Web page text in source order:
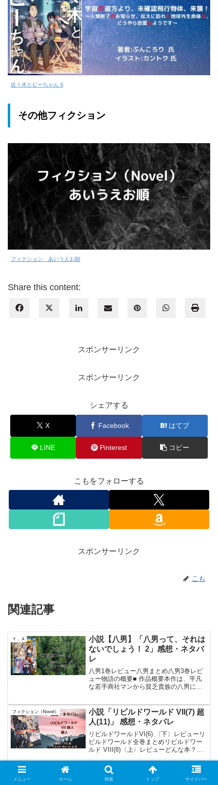
佐々木とピーちゃん 6
その他フィクション
フィクション あいうえお順
Share this content:
スポンサーリンク
スポンサーリンク
シェアする
X Facebook はてブ
LINE Pinterest コピー
こもをフォローする
スポンサーリンク
こも
関連記事
Ｙ．Ａ
小説【八男】「八男って、それは
ないでしょう！ 2」感想・ネタバ
レ
八男1巻レビュー八男まとめ八男3巻レビ
ュー物語の概要■ 作品概要本作は、平凡
な若手商社マンから貧乏貴族の八男に転
第2巻である。 アンデッド化した古代竜
の襲撃を乗り切り、...
フィクション（Novel）
小説「リビルドワールド VII(7) 超
人(11)」 感想・ネタバレ
リビルドワールドVI(6) 〈下〉レビューリ
ビルドワールド全巻まとめリビルドワー
ルド VIII(8)〈上〉レビューどんな本？小
クターの名前以外は別物になっている。
アニメ化の企画が進行中。漫画も連載
中。ＫＡ...
小説「マージナル・オペレーショ
メニュー ホーム 検索 トップ サイドバー